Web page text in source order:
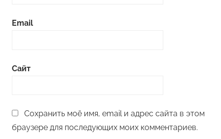
Email
Сайт
Сохранить моё имя, email и адрес сайта в этом
браузере для последующих моих комментариев.